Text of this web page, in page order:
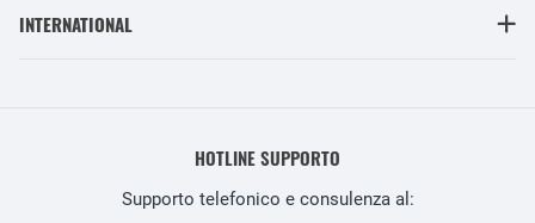
INTERNATIONAL
HOTLINE SUPPORTO
Supporto telefonico e consulenza al: